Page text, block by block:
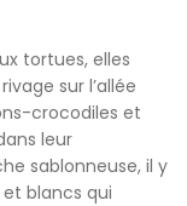
tortues, elles
sur l’allée
crocodiles et
leur
sablonneuse, il y
blancs qui